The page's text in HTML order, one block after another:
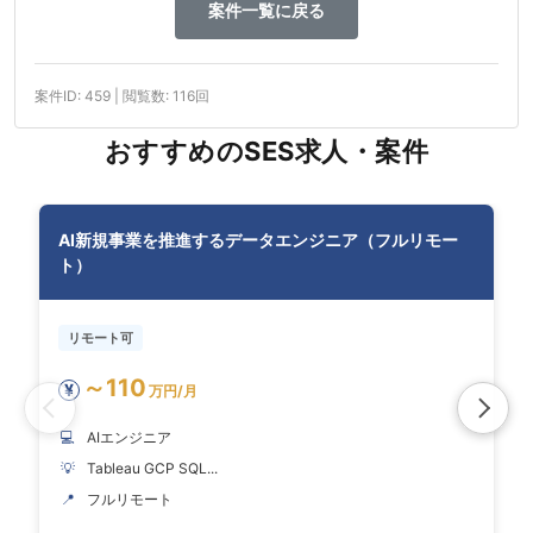
案件一覧に戻る
案件ID: 459 | 閲覧数: 116回
おすすめのSES求人・案件
AI新規事業を推進するデータエンジニア（フルリモー
ト）
リモート可
¥ ～110 万円/月
💻
AIエンジニア
💡
Tableau GCP SQL...
📍
フルリモート